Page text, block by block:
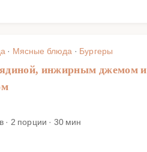
· Мясные блюда · Бургеры
инжирным джемом и
· 2 порции · 30 мин